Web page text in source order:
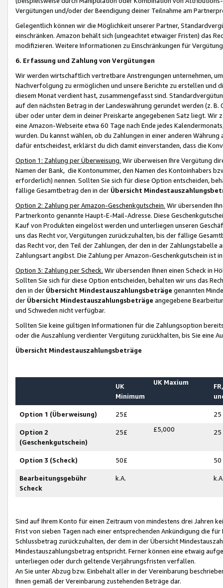
Vergütungen und/oder der Beendigung deiner Teilnahme am
Gelegentlich können wir die Möglichkeit unserer Partner,
einschränken. Amazon behält sich (ungeachtet etwaiger Fristen) das
modifizieren. Weitere Informationen zu Einschränkungen für
6. Erfassung und Zahlung von Vergütungen
Wir werden wirtschaftlich vertretbare Anstrengungen unternehmen,
Nachverfolgung zu ermöglichen und unsere Berichte zu erstellen und
diesem Monat verdient hast, zusammengefasst sind.
auf den nächsten Betrag in der Landeswährung gerundet werden (z.
über oder unter dem in deiner Preiskarte angegebenen Satz liegt.
eine Amazon-Webseite etwa 60 Tage nach Ende jedes
wurden. Du kannst wählen, ob du Zahlungen in einer anderen
dafür entscheidest, erklärst du dich damit einverstanden, dass die
Option 1: Zahlung per Überweisung. Wir überweisen Ihre Vergütung
Namen der Bank, die Kontonummer, den Namen des Kontoinhabers
erforderlich) nennen. Sollten Sie sich für diese Option entscheiden,
fällige Gesamtbetrag den in der Übersicht
Option 2: Zahlung per Amazon-Geschenkgutschein. Wir übersenden
Partnerkonto genannte Haupt-E-Mail-Adresse. Diese
Kauf von Produkten eingelöst werden und unterliegen unseren
uns das Recht vor, Vergütungen zurückzuhalten, bis der fällige
das Recht vor, den Teil der Zahlungen, der den in der
Zahlungsart angibst. Die Zahlung per Amazon-Geschenkgutschein ist
Option 3: Zahlung per Scheck. Wir übersenden Ihnen einen Scheck in
Sollten Sie sich für diese Option entscheiden, behalten wir uns das
den in der Übersicht Mindestauszahlungsbeträge genannten
der Übersicht Mindestauszahlungsbeträge angegebene
und Schweden nicht verfügbar.
Sollten Sie keine gültigen Informationen für die Zahlungsoption
oder die Auszahlung verdienter Vergütung zurückhalten, bis Sie
Übersicht Mindestauszahlungsbeträge
UK
Minimum
UK Maxium
Option 1 (Überweisung) 25£ 25
Option 2
(Geschenkgutschein)
25£ £5,000 25
Option 3 (Scheck) 50£ 50
Bearbeitungsgebühr
Scheck
k.A.
Sind auf Ihrem Konto für einen Zeitraum von mindestens drei Jahren
Frist von sieben Tagen nach einer entsprechenden Ankündigung die
Schlussbetrag zurückzuhalten, der dem in der Übersicht
Mindestauszahlungsbetrag entspricht. Ferner können eine etwaig
unterliegen oder durch geltende Verjährungsfristen verfallen.
An Sie unter Abzug bzw. Einbehalt aller in der Vereinbarung
Ihnen gemäß der Vereinbarung zustehenden Beträge dar.